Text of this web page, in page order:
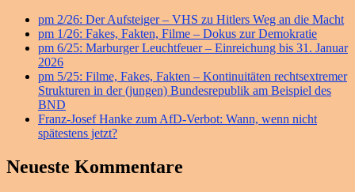
Widget-
Bereich
pm 2/26: Der Aufsteiger – VHS zu Hitlers Weg an die Macht
pm 1/26: Fakes, Fakten, Filme – Dokus zur Demokratie
pm 6/25: Marburger Leuchtfeuer – Einreichung bis 31. Januar
2026
pm 5/25: Filme, Fakes, Fakten – Kontinuitäten rechtsextremer
Strukturen in der (jungen) Bundesrepublik am Beispiel des
BND
Franz-Josef Hanke zum AfD-Verbot: Wann, wenn nicht
spätestens jetzt?
Neueste Kommentare